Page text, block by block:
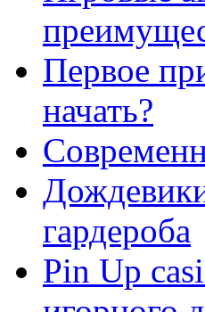
Первое
начать?
гардероба
Pin Up